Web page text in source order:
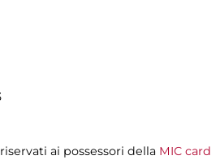
ai possessori della MIC card